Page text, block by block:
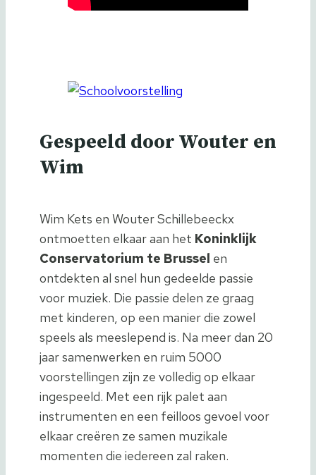
Gespeeld door Wouter en
Wim
Wim Kets en Wouter Schillebeeckx
ontmoetten elkaar aan het Koninklijk
Conservatorium te Brussel en
ontdekten al snel hun gedeelde passie
voor muziek. Die passie delen ze graag
met kinderen, op een manier die zowel
speels als meeslepend is. Na meer dan 20
jaar samenwerken en ruim 5000
voorstellingen zijn ze volledig op elkaar
ingespeeld. Met een rijk palet aan
instrumenten en een feilloos gevoel voor
elkaar creëren ze samen muzikale
momenten die iedereen zal raken.